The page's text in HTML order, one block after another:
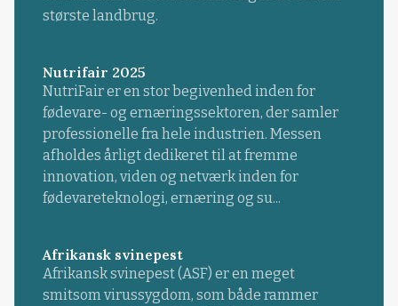
største landbrug.
Nutrifair 2025
NutriFair er en stor begivenhed inden for
fødevare- og ernæringssektoren, der samler
professionelle fra hele industrien. Messen
afholdes årligt dedikeret til at fremme
innovation, viden og netværk inden for
fødevareteknologi, ernæring og su...
Afrikansk svinepest
Afrikansk svinepest (ASF) er en meget
smitsom virussygdom, som både rammer